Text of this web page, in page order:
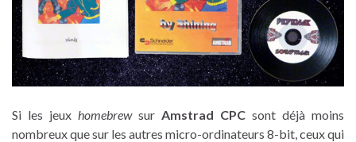
Si les jeux homebrewsur Amstrad CPC sont déjà moins
nombreux que sur les autres micro-ordinateurs 8-bit, ceux qui